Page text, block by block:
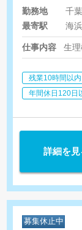
勤務地
最寄駅
海
仕事内容 生
残業10時間以内
年間休日120日
詳細を見
募集休止中